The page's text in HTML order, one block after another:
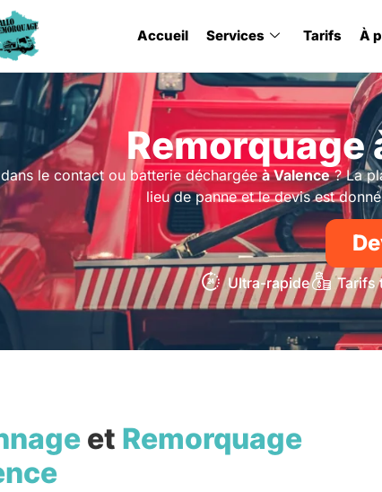
Accueil Services Tarifs À
Remorquage
le contact ou batterie déchargéeà Valence? La
lieu de panne et le devis est
Ultra-rapide Tarifs
et Remorquage